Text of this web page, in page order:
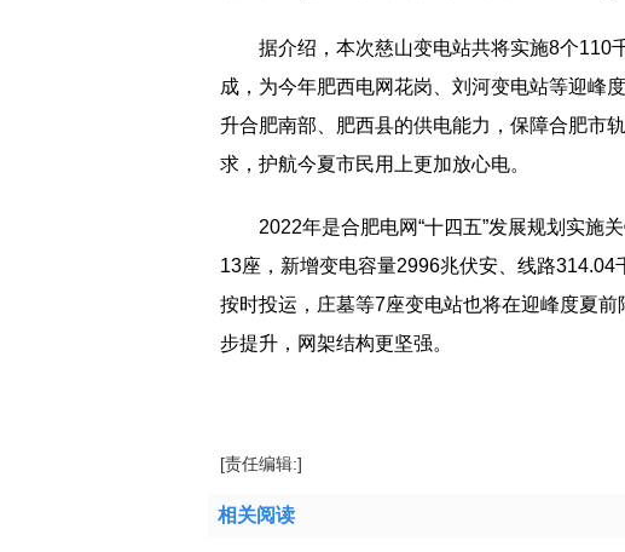
据介绍，本次慈山变电站共将实施8个110
成，为今年肥西电网花岗、刘河变电站等迎峰
升合肥南部、肥西县的供电能力，保障合肥市
求，护航今夏市民用上更加放心电。
2022年是合肥电网“十四五”发展规划实施
13座，新增变电容量2996兆伏安、线路
按时投运，庄墓等7座变电站也将在迎峰度夏
步提升，网架结构更坚强。
[责任编辑:]
相关阅读